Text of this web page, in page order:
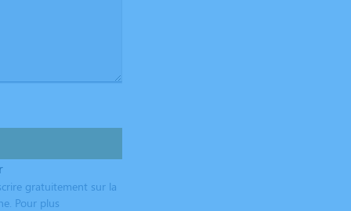
gratuitement sur la
Pour plus